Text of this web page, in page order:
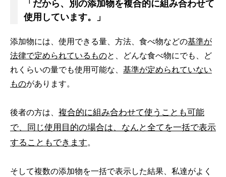
「だから、別の添加物を複合的に組み合わせて
使用しています。」
添加物には、使用できる量、方法、食べ物などの基準が
法律で定められているものと、どんな食べ物にでも、ど
れくらいの量でも使用可能な、 基準が定められていない
ものがあります。
後者の方は、 複合的に組み合わせて使うことも可能
で、同じ使用目的の場合は、なんと全てを一括で表示
することもできます。
そして複数の添加物を一括で表示した結果、私達がよく